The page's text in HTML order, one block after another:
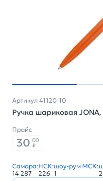
Артикул 41120-10
Ручка шариковая
Прайс
30 00
₽
Самара:
14 287
НСК:
226
шоу-рум МСК:
1
2